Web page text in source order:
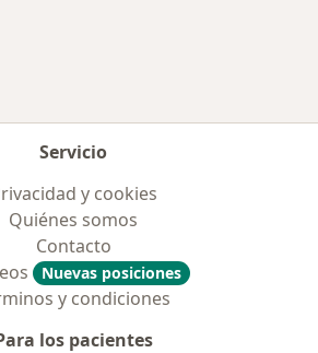
Servicio
y cookies
Quiénes somos
Contacto
Nuevas posiciones
y condiciones
los pacientes